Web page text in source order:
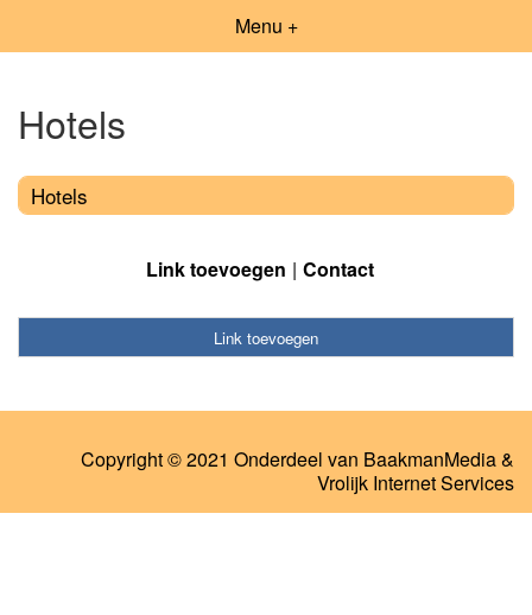
Menu +
Hotels
Hotels
Link toevoegen Contact
Link toevoegen
Copyright © 2021 Onderdeel van BaakmanMedia&
Vrolijk Internet Services